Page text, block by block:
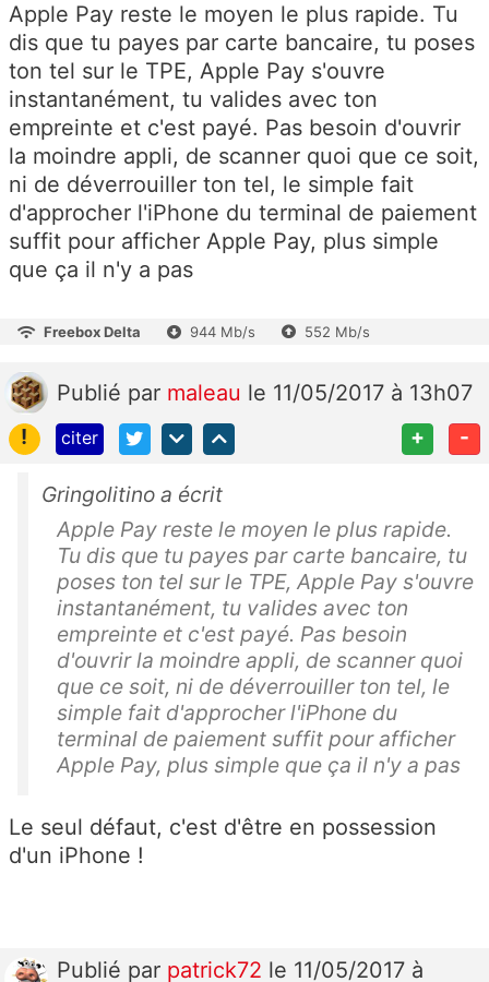
Apple Pay reste le moyen le plus rapide. Tu
dis que tu payes par carte bancaire, tu poses
ton tel sur le TPE, Apple Pay s'ouvre
instantanément, tu valides avec ton
empreinte et c'est payé. Pas besoin d'ouvrir
la moindre appli, de scanner quoi que ce soit,
ni de déverrouiller ton tel, le simple fait
d'approcher l'iPhone du terminal de paiement
suffit pour afficher Apple Pay, plus simple
que ça il n'y a pas
Freebox Delta 944 Mb/s 552 Mb/s
Publié par maleau le 11/05/2017 à 13h07
!
citer + -
Gringolitino a écrit
Apple Pay reste le moyen le plus rapide.
Tu dis que tu payes par carte bancaire, tu
poses ton tel sur le TPE, Apple Pay s'ouvre
instantanément, tu valides avec ton
empreinte et c'est payé. Pas besoin
d'ouvrir la moindre appli, de scanner quoi
que ce soit, ni de déverrouiller ton tel, le
simple fait d'approcher l'iPhone du
terminal de paiement suffit pour afficher
Apple Pay, plus simple que ça il n'y a pas
Le seul défaut, c'est d'être en possession
d'un iPhone !
Publié par patrick72 le 11/05/2017 à